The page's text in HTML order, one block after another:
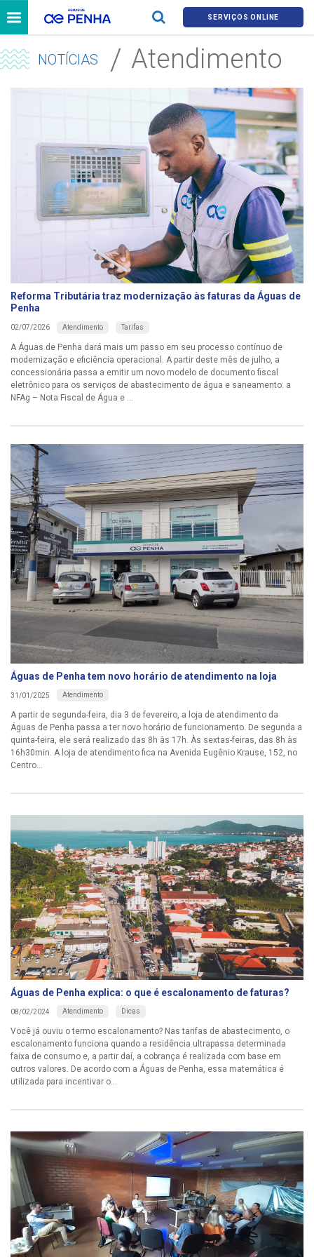
SERVIÇOS ONLINE
NOTÍCIAS Atendimento
Reforma Tributária traz modernização às faturas da Águas de
Penha
02/07/2026 Atendimento Tarifas
A Águas de Penha dará mais um passo em seu processo contínuo de
modernização e eficiência operacional. A partir deste mês de julho, a
concessionária passa a emitir um novo modelo de documento fiscal
eletrônico para os serviços de abastecimento de água e saneamento: a
NFAg – Nota Fiscal de Água e ...
Águas de Penha tem novo horário de atendimento na loja
31/01/2025 Atendimento
A partir de segunda-feira, dia 3 de fevereiro, a loja de atendimento da
Águas de Penha passa a ter novo horário de funcionamento. De segunda a
quinta-feira, ele será realizado das 8h às 17h. Às sextas-feiras, das 8h às
16h30min. A loja de atendimento fica na Avenida Eugênio Krause, 152, no
Centro...
Águas de Penha explica: o que é escalonamento de faturas?
08/02/2024 Atendimento Dicas
Você já ouviu o termo escalonamento? Nas tarifas de abastecimento, o
escalonamento funciona quando a residência ultrapassa determinada
faixa de consumo e, a partir daí, a cobrança é realizada com base em
outros valores. De acordo com a Águas de Penha, essa matemática é
utilizada para incentivar o...